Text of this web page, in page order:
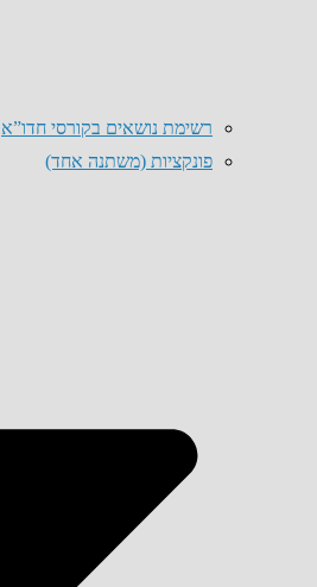
רשימת נושאים בקורסי חדו”א
פונקציות (משתנה אחד)